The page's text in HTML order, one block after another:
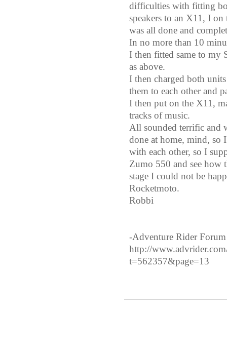
difficulties with fitting
speakers to an X11, I
was all done and
In no more than 10
I then fitted same to my
as above.
I then charged both
them to each other and
I then put on the X11,
tracks of music.
All sounded terrific and
done at home, mind, so
with each other, so I
Zumo 550 and see how
stage I could not be
Rocketmoto.
Robbi
-Adventure Rider
http://
t=562357&page=13